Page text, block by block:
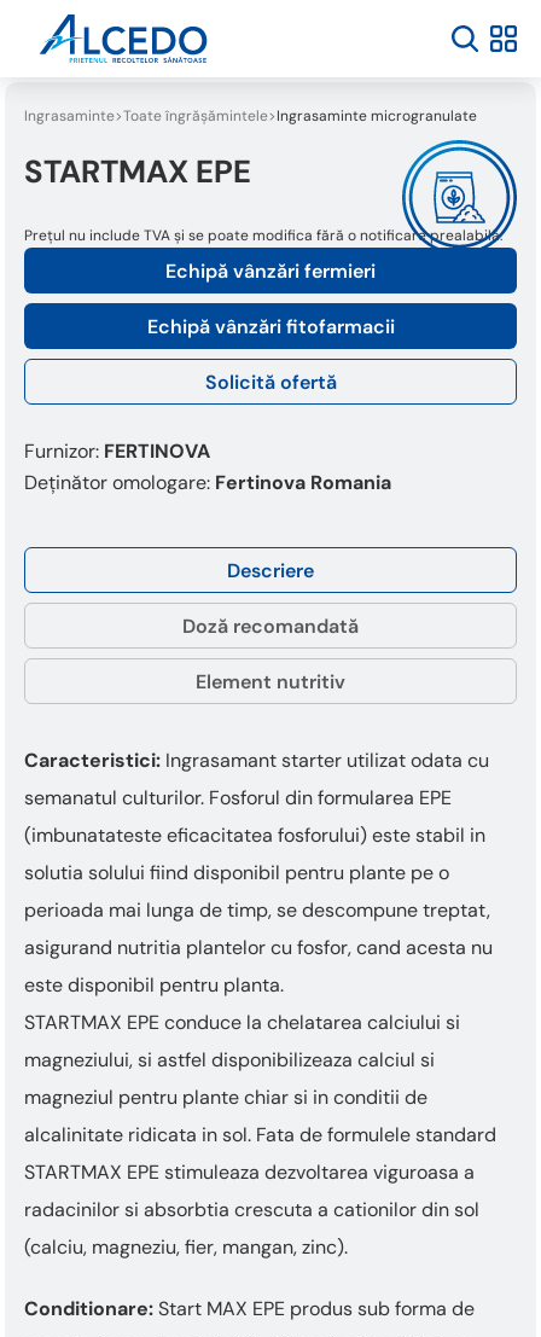
Ingrasaminte Toate îngrășămintele Ingrasaminte microgranulate
STARTMAX EPE
Echipă vânzări fermieri
Echipă vânzări fitofarmacii
Solicită ofertă
Prețul nu include TVA și se poate modifica fără o notificare prealabilă.
Furnizor: FERTINOVA
Deținător omologare: Fertinova Romania
Descriere
Caracteristici: Ingrasamant starter utilizat odata cu
semanatul culturilor. Fosforul din formularea EPE
(imbunatateste eficacitatea fosforului) este stabil in
solutia solului fiind disponibil pentru plante pe o
perioada mai lunga de timp, se descompune treptat,
asigurand nutritia plantelor cu fosfor, cand acesta nu
este disponibil pentru planta.
STARTMAX EPE conduce la chelatarea calciului si
magneziului, si astfel disponibilizeaza calciul si
magneziul pentru plante chiar si in conditii de
alcalinitate ridicata in sol. Fata de formulele standard
STARTMAX EPE stimuleaza dezvoltarea viguroasa a
radacinilor si absorbtia crescuta a cationilor din sol
(calciu, magneziu, fier, mangan, zinc).
Conditionare:Start MAX EPE produs sub forma de
Doză recomandată
Element nutritiv